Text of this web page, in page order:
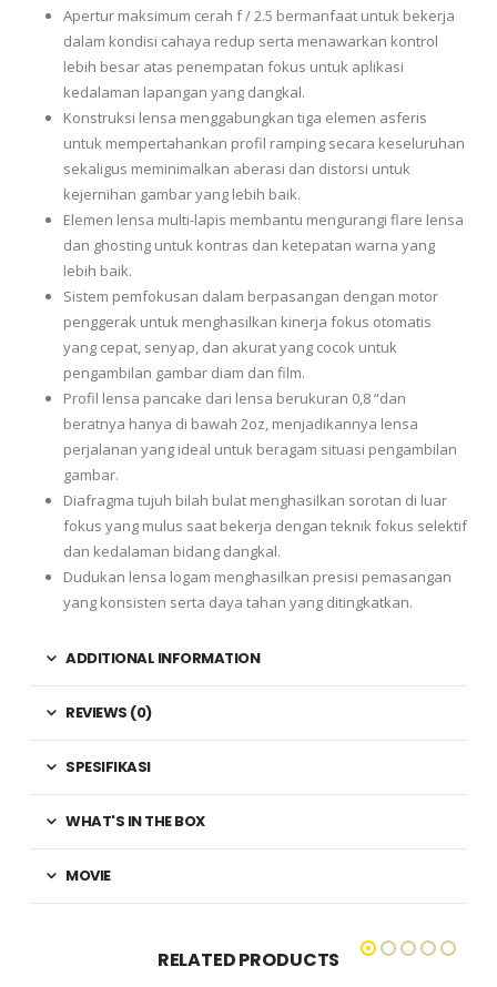
Apertur maksimum cerah f / 2.5 bermanfaat untuk bekerja
dalam kondisi cahaya redup serta menawarkan kontrol
lebih besar atas penempatan fokus untuk aplikasi
kedalaman lapangan yang dangkal.
Konstruksi lensa menggabungkan tiga elemen asferis
untuk mempertahankan profil ramping secara keseluruhan
sekaligus meminimalkan aberasi dan distorsi untuk
kejernihan gambar yang lebih baik.
Elemen lensa multi-lapis membantu mengurangi flare lensa
dan ghosting untuk kontras dan ketepatan warna yang
lebih baik.
Sistem pemfokusan dalam berpasangan dengan motor
penggerak untuk menghasilkan kinerja fokus otomatis
yang cepat, senyap, dan akurat yang cocok untuk
pengambilan gambar diam dan film.
Profil lensa pancake dari lensa berukuran 0,8 “dan
beratnya hanya di bawah 2oz, menjadikannya lensa
perjalanan yang ideal untuk beragam situasi pengambilan
gambar.
Diafragma tujuh bilah bulat menghasilkan sorotan di luar
fokus yang mulus saat bekerja dengan teknik fokus selektif
dan kedalaman bidang dangkal.
Dudukan lensa logam menghasilkan presisi pemasangan
yang konsisten serta daya tahan yang ditingkatkan.
ADDITIONAL INFORMATION
REVIEWS (0)
SPESIFIKASI
WHAT'S IN THE BOX
MOVIE
RELATED PRODUCTS